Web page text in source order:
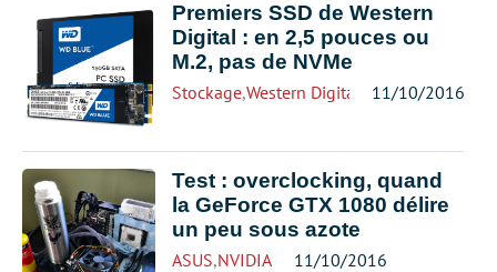
Premiers SSD de Western
Digital : en 2,5 pouces ou
M.2, pas de NVMe
Stockage,Western Digital 11/10/2016
Test : overclocking, quand
la GeForce GTX 1080 délire
un peu sous azote
ASUS,NVIDIA 11/10/2016